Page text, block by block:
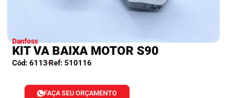
Danfoss
KIT VA BAIXA MOTOR S90
Cód: 6113 Ref: 510116
FAÇA SEU ORÇAMENTO